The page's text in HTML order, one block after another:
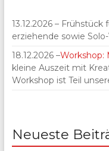
13.12.2026 –
erziehende sowie
18.12.2026 –Workshop:
kleine Auszeit mit
Workshop ist Teil
Neueste